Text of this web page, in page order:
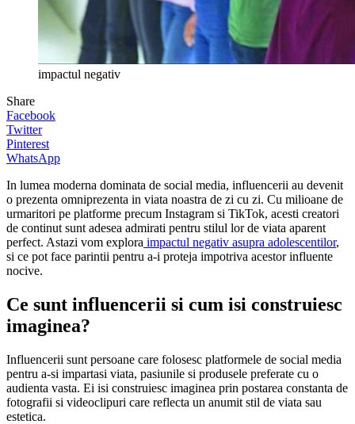
impactul negativ
Share
Facebook
Twitter
Pinterest
WhatsApp
In lumea moderna dominata de social media, influencerii au devenit
o prezenta omniprezenta in viata noastra de zi cu zi. Cu milioane de
urmaritori pe platforme precum Instagram si TikTok, acesti creatori
de continut sunt adesea admirati pentru stilul lor de viata aparent
perfect. Astazi vom explora impactul negativ asupra adolescentilor,
si ce pot face parintii pentru a-i proteja impotriva acestor influente
nocive.
Ce sunt influencerii si cum isi construiesc
imaginea?
Influencerii sunt persoane care folosesc platformele de social media
pentru a-si impartasi viata, pasiunile si produsele preferate cu o
audienta vasta. Ei isi construiesc imaginea prin postarea constanta de
fotografii si videoclipuri care reflecta un anumit stil de viata sau
estetica.